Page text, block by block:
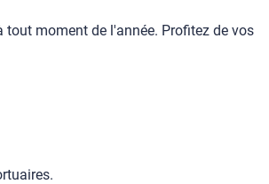
moment de l'année. Profitez de vos